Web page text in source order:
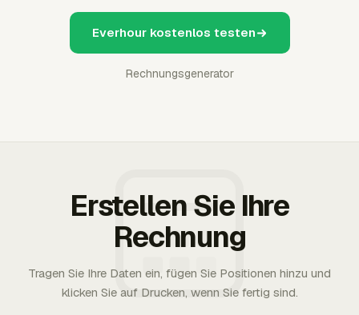
Everhour kostenlos testen
Rechnungsgenerator
Erstellen Sie Ihre
Rechnung
Tragen Sie Ihre Daten ein, fügen Sie Positionen hinzu und
klicken Sie auf Drucken, wenn Sie fertig sind.